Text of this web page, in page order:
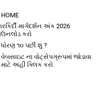
HOME
માર્ગદર્શન અંક 2026
કરો
ધોરણ ૧૦ પછી શુ ?
વેબસાઇટ ના વોટ્સેપગ્રુપમાં જોડાવા
માટે અહીં ક્લિક કરો